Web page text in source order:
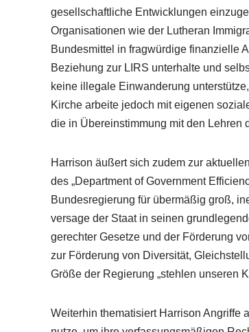
gesellschaftliche Entwicklungen
Organisationen wie der Lutheran
Bundesmittel in fragwürdige finanzielle
Beziehung zur LIRS unterhalte und
keine illegale Einwanderung
Kirche arbeite jedoch mit eigenen
die in Übereinstimmung mit den Lehren
Harrison äußert sich zudem zur
des „Department of Government
Bundesregierung für übermäßig groß,
versage der Staat in seinen
gerechter Gesetze und der Förderung
zur Förderung von Diversität,
Größe der Regierung „stehlen unseren
Weiterhin thematisiert Harrison Angriffe